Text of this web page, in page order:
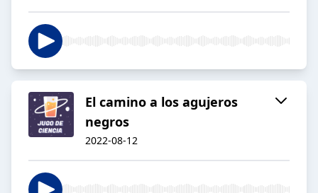
El camino a los agujeros
negros
2022-08-12